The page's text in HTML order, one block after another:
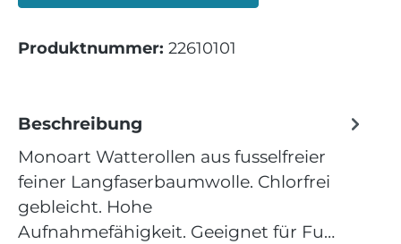
Produktnummer: 22610101
Beschreibung
Monoart Watterollen aus fusselfreier
feiner Langfaserbaumwolle. Chlorfrei
gebleicht. Hohe
Aufnahmefähigkeit. Geeignet für Fu…